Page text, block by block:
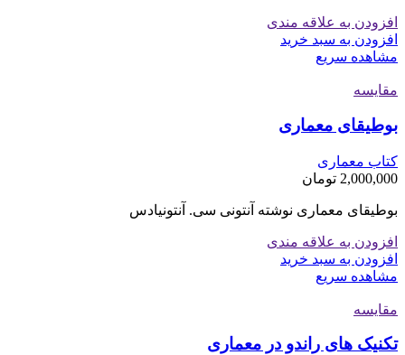
افزودن به علاقه مندی
افزودن به سبد خرید
مشاهده سریع
مقایسه
بوطیقای معماری
کتاب معماری
2,000,000 تومان
بوطیقای معماری نوشته آنتونی سی. آنتونیادس
افزودن به علاقه مندی
افزودن به سبد خرید
مشاهده سریع
مقایسه
تکنیک های راندو در معماری